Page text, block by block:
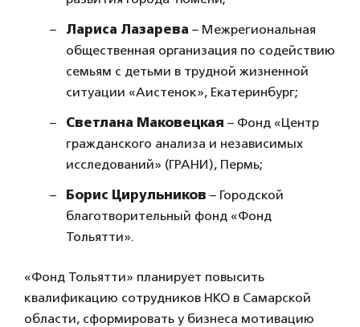
Лариса Лазарева – Межрегиональная
общественная организация по содействию
семьям с детьми в трудной жизненной
ситуации «Аистенок», Екатеринбург;
Светлана Маковецкая – Фонд «Центр
гражданского анализа и независимых
исследований» (ГРАНИ), Пермь;
Борис Цирульников – Городской
благотворительный фонд «Фонд
Тольятти».
«Фонд Тольятти» планирует повысить
квалификацию сотрудников НКО в Самарской
области, сформировать у бизнеса мотивацию